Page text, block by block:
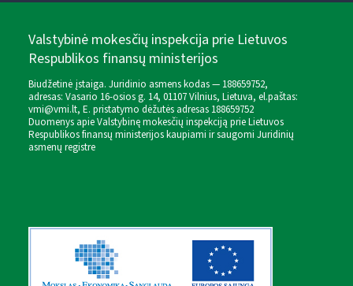
Valstybinė mokesčių inspekcija prie Lietuvos
Respublikos finansų ministerijos
Biudžetinė įstaiga. Juridinio asmens kodas — 188659752,
adresas: Vasario 16-osios g. 14, 01107 Vilnius, Lietuva, el.paštas:
vmi@vmi.lt, E. pristatymo dėžutės adresas 188659752
Duomenys apie Valstybinę mokesčių inspekciją prie Lietuvos
Respublikos finansų ministerijos kaupiami ir saugomi Juridinių
asmenų registre